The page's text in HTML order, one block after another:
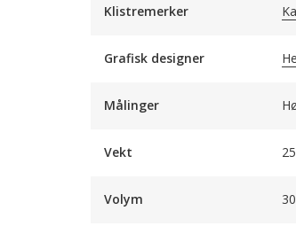
Klistremerker
Grafisk designer
Målinger
Vekt
Volym